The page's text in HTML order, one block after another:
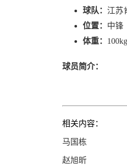
球队： 江苏
位置： 中锋
体重： 100kg
球员简介：
相关内容：
马国栋
赵旭昕